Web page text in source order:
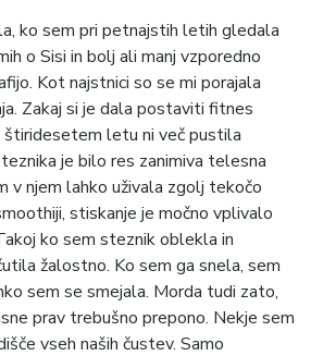
ko sem pri petnajstih letih gledala
o Sisi in bolj ali manj vzporedno
Kot najstnici so se mi porajala
Zakaj si je dala postaviti fitnes
štiridesetem letu ni več pustila
je bilo res zanimiva telesna
v njem lahko uživala zgolj tekočo
stiskanje je močno vplivalo
ko sem steznik oblekla in
žalostno. Ko sem ga snela, sem
sem se smejala. Morda tudi zato,
prav trebušno prepono. Nekje sem
vseh naših čustev. Samo